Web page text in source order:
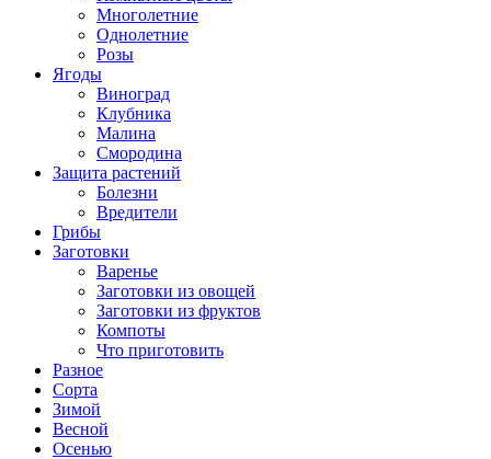
Многолетние
Однолетние
Розы
Ягоды
Виноград
Клубника
Малина
Смородина
Защита растений
Болезни
Вредители
Грибы
Заготовки
Варенье
Заготовки из овощей
Заготовки из фруктов
Компоты
Что приготовить
Разное
Сорта
Зимой
Весной
Осенью